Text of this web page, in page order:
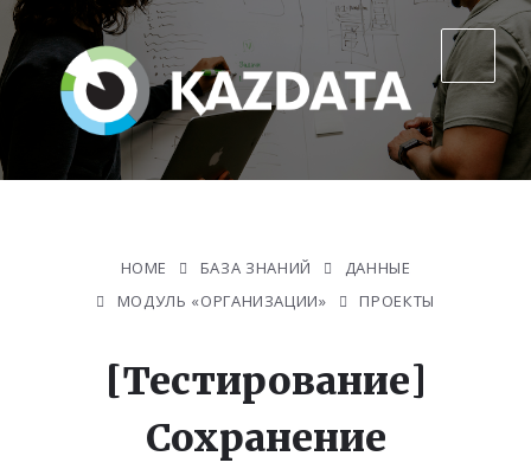
HOME БАЗА ЗНАНИЙ
ДАННЫЕ
МОДУЛЬ «ОРГАНИЗАЦИИ»
ПРОЕКТЫ
[Тестирование]
Сохранение